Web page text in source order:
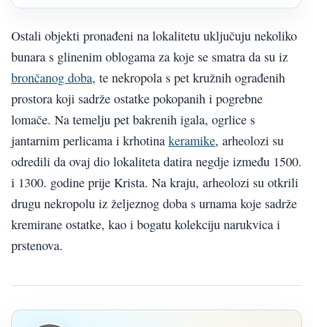
Ostali objekti pronađeni na lokalitetu uključuju nekoliko
bunara s glinenim oblogama za koje se smatra da su iz
brončanog doba, te nekropola s pet kružnih ograđenih
prostora koji sadrže ostatke pokopanih i pogrebne
lomače. Na temelju pet bakrenih igala, ogrlice s
jantarnim perlicama i krhotina keramike, arheolozi su
odredili da ovaj dio lokaliteta datira negdje između 1500.
i 1300. godine prije Krista. Na kraju, arheolozi su otkrili
drugu nekropolu iz željeznog doba s urnama koje sadrže
kremirane ostatke, kao i bogatu kolekciju narukvica i
prstenova.